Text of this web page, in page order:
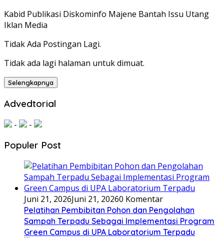
Kabid Publikasi Diskominfo Majene Bantah Issu Utang
Iklan Media
Tidak Ada Postingan Lagi.
Tidak ada lagi halaman untuk dimuat.
Selengkapnya
Advedtorial
- -
Populer Post
Juni 21, 2026Juni 21, 20260 Komentar
Pelatihan Pembibitan Pohon dan Pengolahan
Sampah Terpadu Sebagai Implementasi Program
Green Campus di UPA Laboratorium Terpadu